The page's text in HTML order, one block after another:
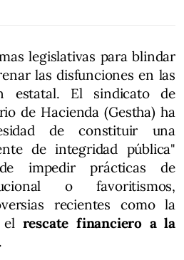
legislativas para blindar
las disfunciones en las
estatal. El sindicato de
de Hacienda (Gestha) ha
de constituir una
de integridad pública"
impedir prácticas de
o favoritismos,
recientes como la
el rescate financiero a la
.